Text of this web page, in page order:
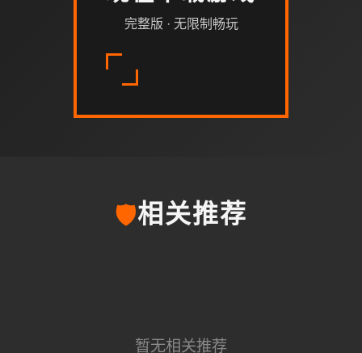
完整版 · 无限制畅玩
🛡️相关推荐
暂无相关推荐